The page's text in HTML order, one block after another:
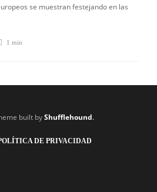
se muestran festejando en las
1 min
built byShufflehound.
DE PRIVACIDAD